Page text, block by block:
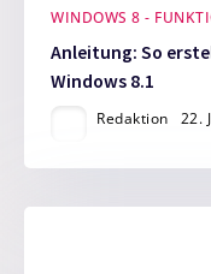
WINDOWS 8 -
Anleitung: So
Windows 8.1
Redaktion 22.